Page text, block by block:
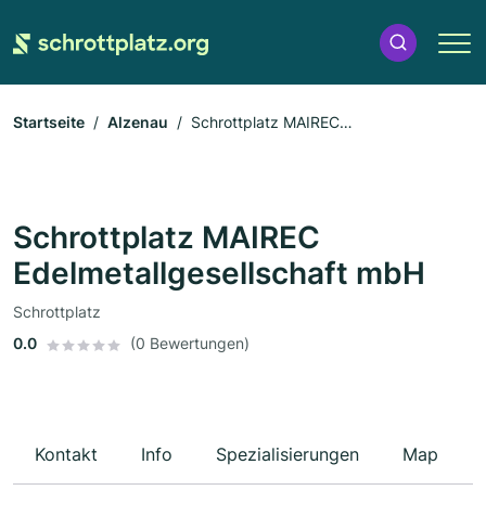
Startseite Alzenau
Schrottplatz MAIREC
Schrottplatz MAIREC
Edelmetallgesellschaft mbH
Schrottplatz
0.0
(0 Bewertungen)
Kontakt Info Spezialisierungen Map